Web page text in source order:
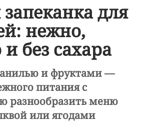
для
нежно,
без сахара
и фруктами —
питания с
разнообразить меню
или ягодами